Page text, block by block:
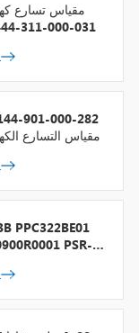
مقياس تسارع
311-000-031
901-000-282
مقياس التسارع
PSR-2
+